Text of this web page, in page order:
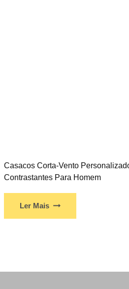
Casacos Corta-Vento
Contrastantes Para Homem
Ler Mais